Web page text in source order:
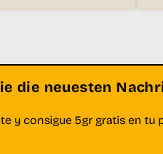
die neuesten
y consigue 5gr gratis en